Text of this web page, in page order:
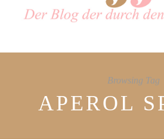
Browsing Tag
APEROL